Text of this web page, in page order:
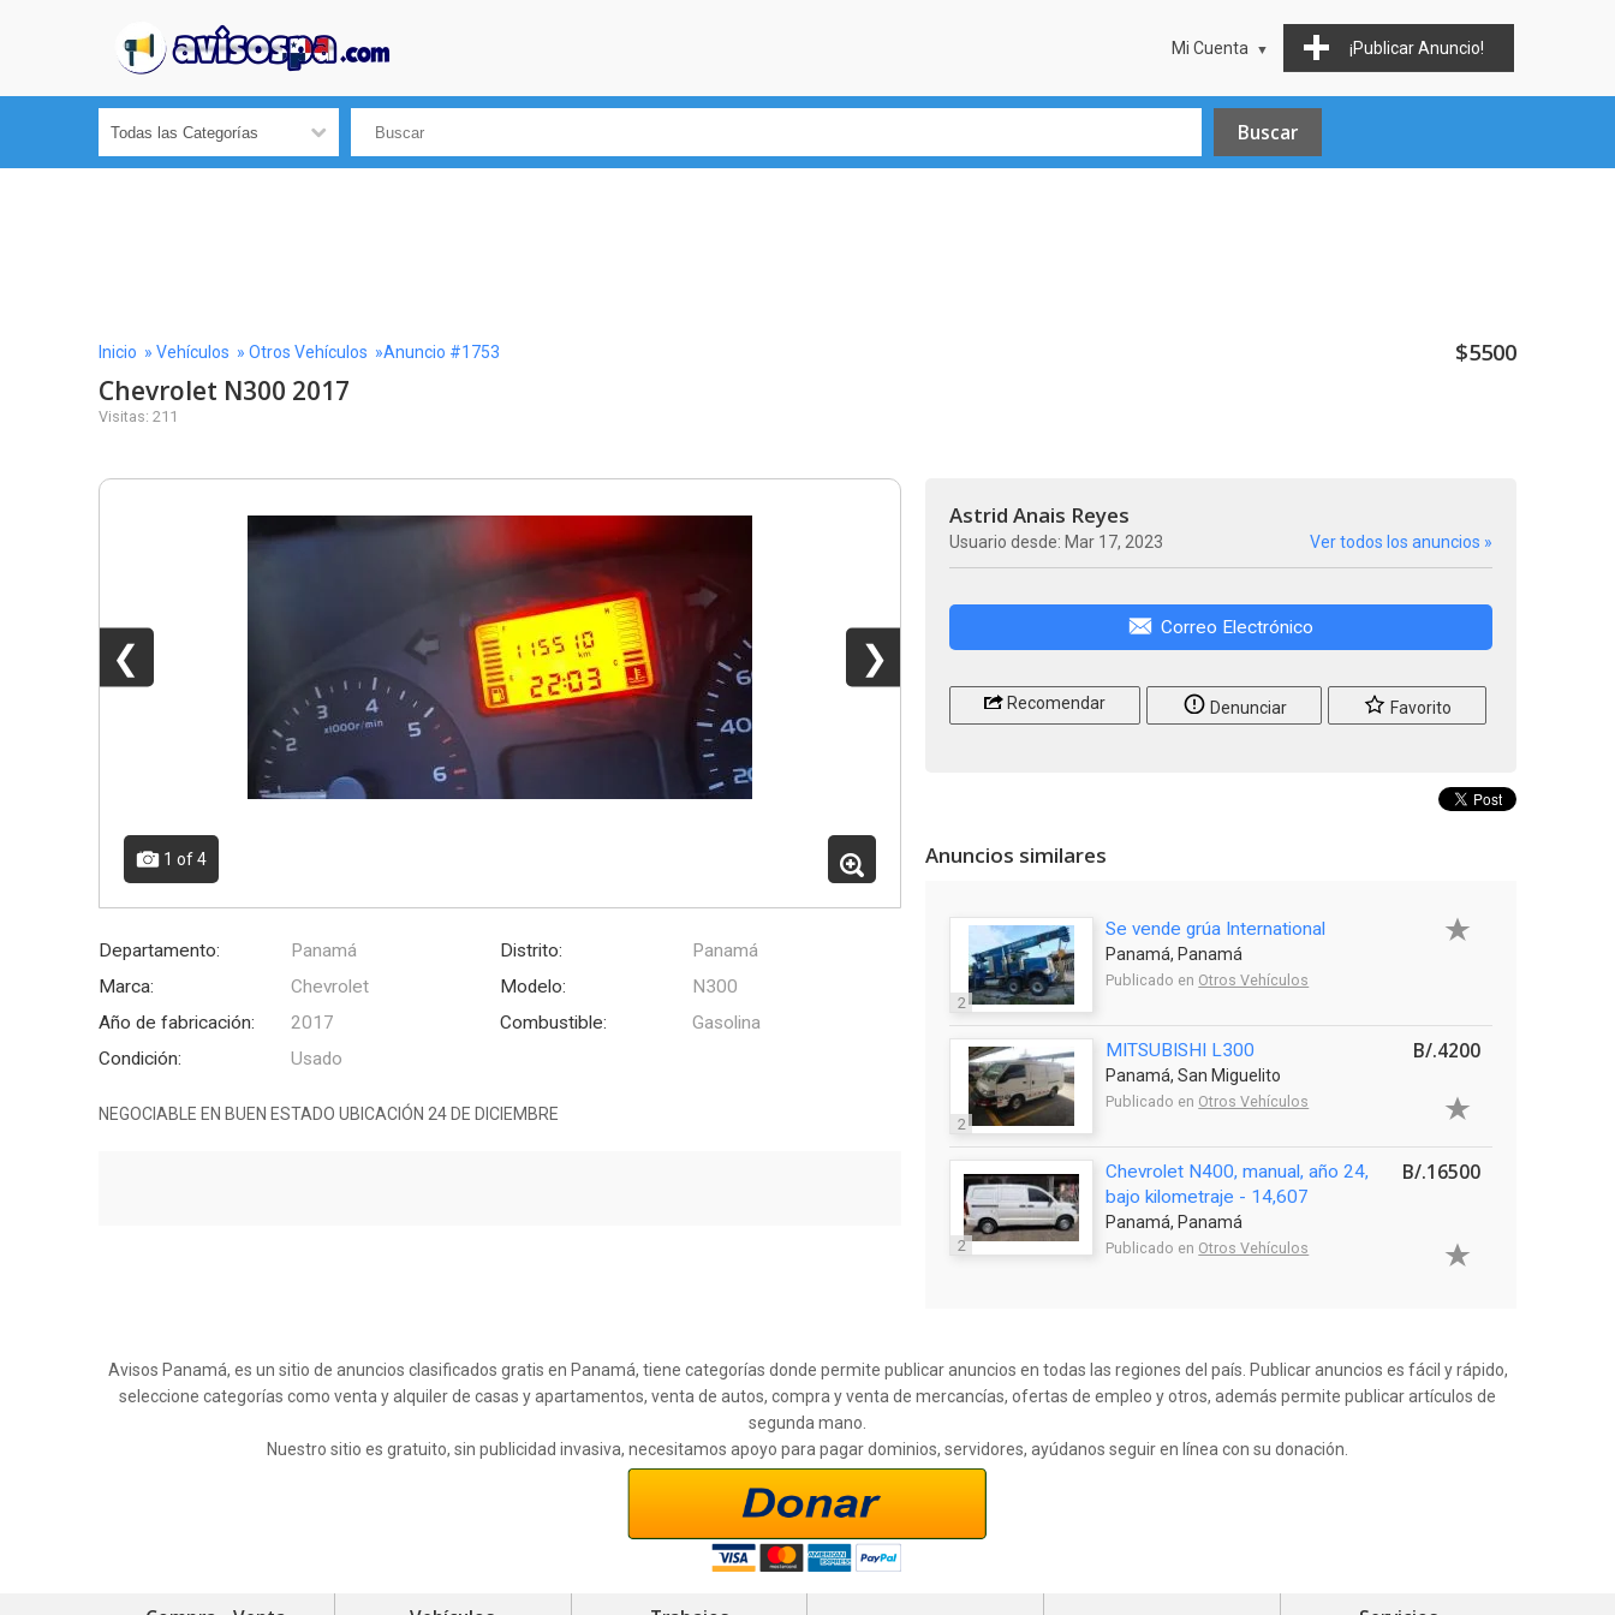
¡Publicar Anuncio!
Mi Cuenta
Inicio » Vehículos » Otros Vehículos »Anuncio #1753 $5500
Chevrolet N300 2017
Visitas: 211
❮ ❯
1 of 4
Departamento: Panamá Distrito:
Panamá
Marca:
Chevrolet Modelo:
N300
Año de fabricación:
2017 Combustible:
Gasolina
Condición:
Usado
NEGOCIABLE EN BUEN ESTADO UBICACIÓN 24 DE DICIEMBRE
Astrid Anais Reyes
Usuario desde: Mar 17, 2023 Ver todos los anuncios »
Correo Electrónico
Recomendar Denunciar Favorito
Anuncios similares
2
Se vende grúa International
Panamá, Panamá
Publicado en Otros Vehículos
2
MITSUBISHI L300
Panamá, San Miguelito
Publicado en Otros Vehículos
B/.4200
2
Chevrolet N400, manual, año 24,
bajo kilometraje - 14,607
Panamá, Panamá
Publicado en Otros Vehículos
B/.16500
Avisos Panamá, es un sitio de anuncios clasificados gratis en Panamá, tiene categorías donde permite publicar anuncios en todas las regiones del país. Publicar anuncios es fácil y rápido,
seleccione categorías como venta y alquiler de casas y apartamentos, venta de autos, compra y venta de mercancías, ofertas de empleo y otros, además permite publicar artículos de
segunda mano.
Nuestro sitio es gratuito, sin publicidad invasiva, necesitamos apoyo para pagar dominios, servidores, ayúdanos seguir en línea con su donación.